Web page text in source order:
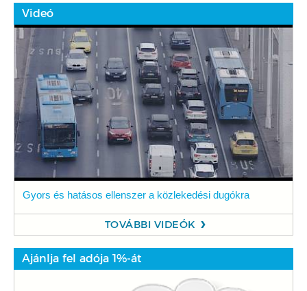
Videó
Gyors és hatásos ellenszer a közlekedési dugókra
TOVÁBBI VIDEÓK
Ajánlja fel adója 1%-át